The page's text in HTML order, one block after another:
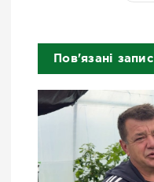
Пов'язані